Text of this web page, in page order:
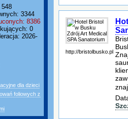
548
3344
8386
0
2026-
dla dzieci
foliowych z
http://bristolbusko.pl